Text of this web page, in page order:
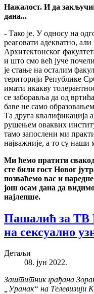
Нажалост. И да
дана...
- Тако је. У односу на
реаговати адекватно,
Архитектонског
и што смо већ јуче
је стање на осталим
територији Републике
имати икакву
се заборавља да од
баве не само
Та друга квалификација
рушењем оваквих
тамо запослени ми
најважније, а то су наши
Ми ћемо пратити
сте били гост Новог
позваћемо вас и
још осам дана да
најлепше.
Пашалић за ТВ
на сексуално
Детаљи
08. јун 2022.
Заштитник грађана
„Уранак“ на Телевизији